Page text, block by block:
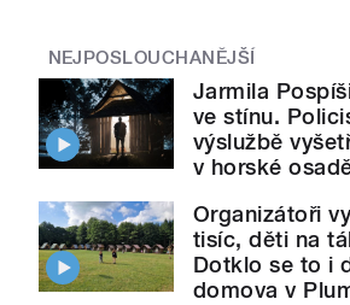
NEJPOSLOUCHANĚJŠÍ
Jarmila
ve stínu.
výslužbě
v horské
Organizátoři
tisíc, děti na
Dotklo se to i
domova v